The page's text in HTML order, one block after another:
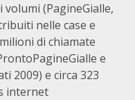
(PagineGialle,
nelle case e
di chiamate
e
2009) e circa 323
internet